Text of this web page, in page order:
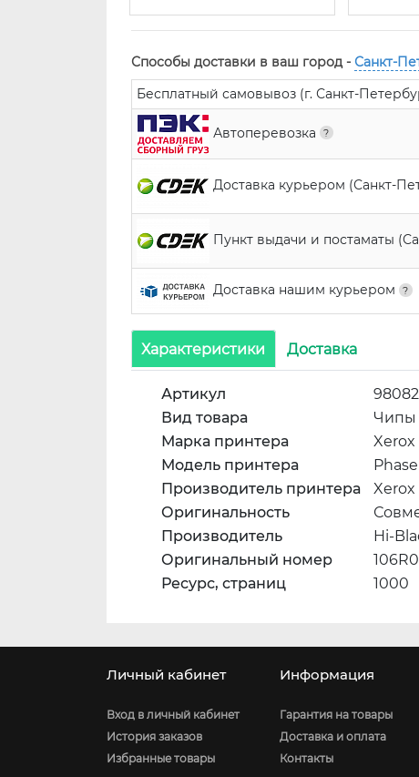
Способы доставки в ваш город - Санкт-
Бесплатный самовывоз (г. Санкт-
Автоперевозка
Доставка курьером (Санкт-
Пункт выдачи и постаматы
Доставка нашим курьером
Характеристики Доставка
Артикул
Вид товара
Чипы
Марка принтера
Xerox
Модель принтера
Производитель принтера
Xerox
Оригинальность
Производитель
Hi-
Оригинальный номер
Ресурс, страниц
1000
Личный кабинет
Вход в личный кабинет
История заказов
Избранные товары
Информация
Гарантия на товары
Доставка и оплата
Контакты